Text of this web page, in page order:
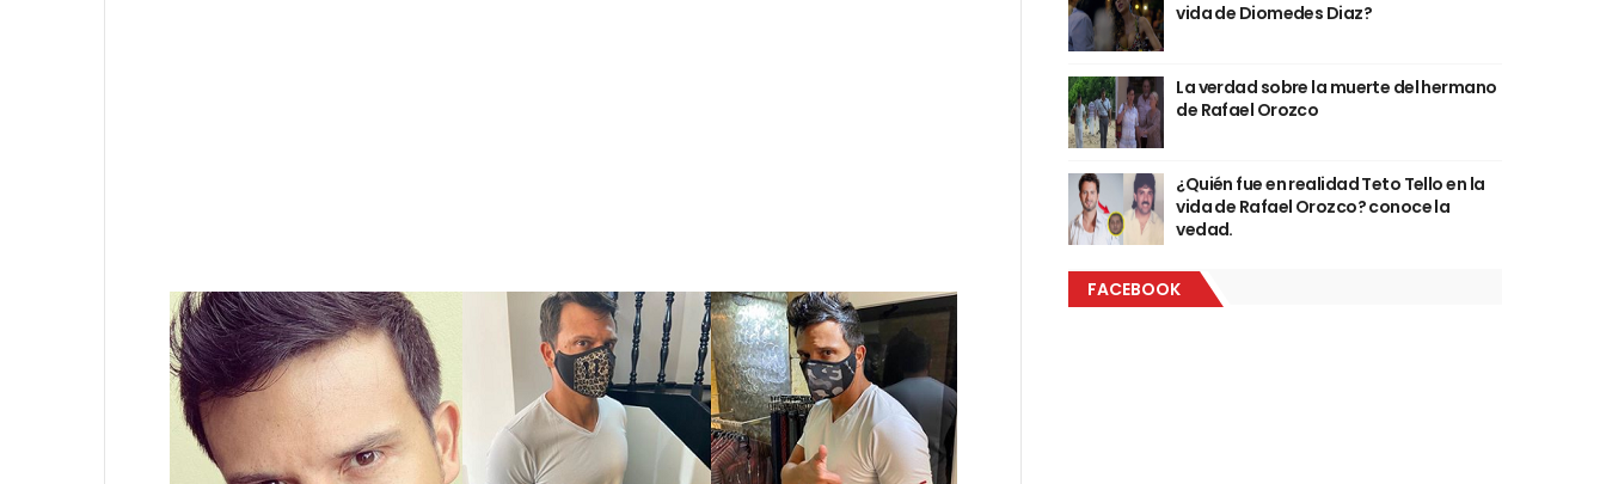
vida de Diomedes Diaz?
La verdad sobre la muerte del hermano
de Rafael Orozco
¿Quién fue en realidad Teto Tello en la
vida de Rafael Orozco? conoce la
vedad.
FACEBOOK